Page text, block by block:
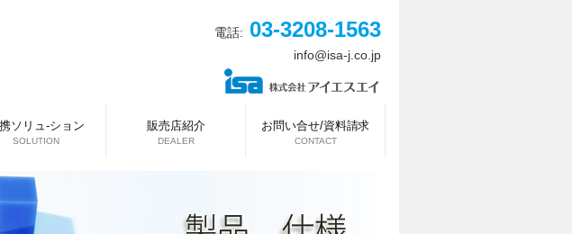
電話: 03-3208-1563
info@isa-j.co.jp
ソリュ-ション
SOLUTION
販売店紹介
DEALER
お問い合せ/資料請求
CONTACT